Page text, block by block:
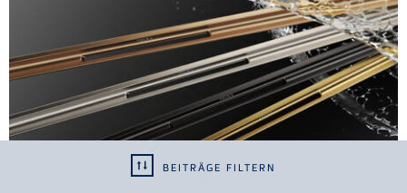
BEITRÄGE FILTERN